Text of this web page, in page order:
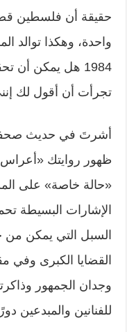
حقيقة أن فلسطين
واحدة، وهكذا توالد
1984 هل يمكن أن
تجرأت أن أقول لك
أشرتَ في حديث صحفي
ظهور روايتك
«حالة خاصة» على
الإشارات البسيطة
السبل التي يمكن من
القضايا الكبرى وفي
وجدان الجمهور
للفنانين والمبدعين